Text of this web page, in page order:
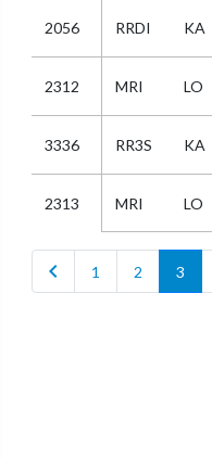
2056 RRDI KA
2312 MRI LO
3336 RR3S KA
2313 MRI LO
chevron_left 1 2 3